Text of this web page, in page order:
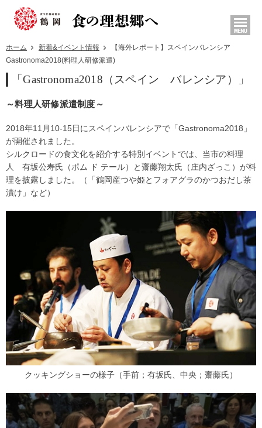
ホーム 新着&イベント情報
【海外レポート】スペインバレンシア
Gastronoma2018(料理人研修派遣)
「Gastronoma2018（スペイン バレンシア）」
～料理人研修派遣制度～
2018年11月10-15日にスペインバレンシアで「Gastronoma2018」
が開催されました。
シルクロードの食文化を紹介する特別イベントでは、当市の料理
人 有坂公寿氏（ポム ド テール）と齋藤翔太氏（庄内ざっこ）が料
理を披露しました。（「鶴岡産つや姫とフォアグラのかつおだし茶
漬け」など）
クッキングショーの様子（手前；有坂氏、中央；齋藤氏）